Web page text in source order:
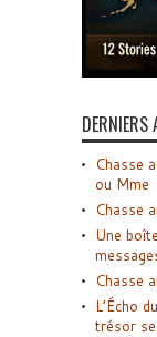
DERNIERS
Chasse
ou Mme
Chasse
Une
Chasse
L’Écho
trésor